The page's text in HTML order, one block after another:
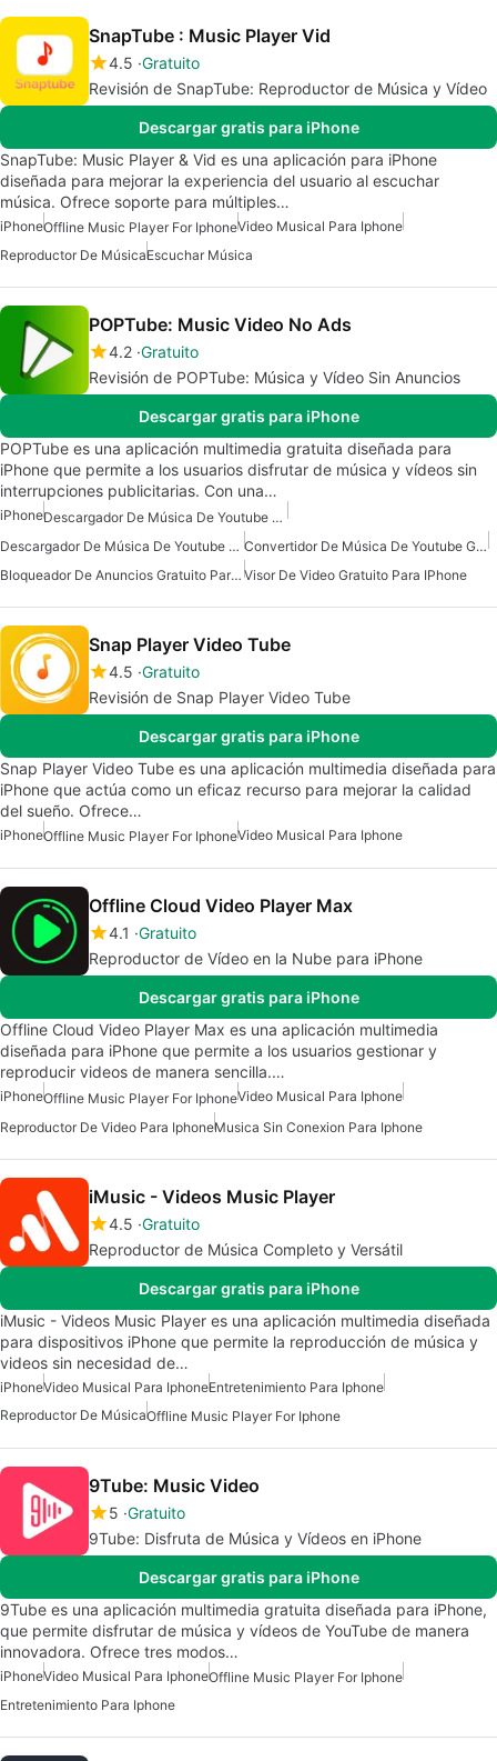
SnapTube : Music Player Vid
4.5 Gratuito
Revisión de SnapTube: Reproductor de Música y Vídeo
Descargar gratis para iPhone
SnapTube: Music Player & Vid es una aplicación para iPhone
diseñada para mejorar la experiencia del usuario al escuchar
música. Ofrece soporte para múltiples…
iPhoneOffline Music Player For IphoneVideo Musical Para Iphone
Reproductor De MúsicaEscuchar Música
POPTube: Music Video No Ads
4.2 Gratuito
Revisión de POPTube: Música y Vídeo Sin Anuncios
Descargar gratis para iPhone
POPTube es una aplicación multimedia gratuita diseñada para
iPhone que permite a los usuarios disfrutar de música y vídeos sin
interrupciones publicitarias. Con una…
iPhone
Descargador De Música De Youtube Para Iphone
Descargador De Música De Youtube Gratis Para Iphone
Convertidor De Música De Youtube Gratuito Para Iphone
Bloqueador De Anuncios Gratuito Para IPhone Visor De Video Gratuito Para IPhone
Snap Player Video Tube
4.5 Gratuito
Revisión de Snap Player Video Tube
Descargar gratis para iPhone
Snap Player Video Tube es una aplicación multimedia diseñada para
iPhone que actúa como un eficaz recurso para mejorar la calidad
del sueño. Ofrece…
iPhoneOffline Music Player For IphoneVideo Musical Para Iphone
Offline Cloud Video Player Max
4.1 Gratuito
Reproductor de Vídeo en la Nube para iPhone
Descargar gratis para iPhone
Offline Cloud Video Player Max es una aplicación multimedia
diseñada para iPhone que permite a los usuarios gestionar y
reproducir videos de manera sencilla.…
iPhoneOffline Music Player For IphoneVideo Musical Para Iphone
Reproductor De Video Para IphoneMusica Sin Conexion Para Iphone
iMusic - Videos Music Player
4.5 Gratuito
Reproductor de Música Completo y Versátil
Descargar gratis para iPhone
iMusic - Videos Music Player es una aplicación multimedia diseñada
para dispositivos iPhone que permite la reproducción de música y
videos sin necesidad de…
iPhoneVideo Musical Para IphoneEntretenimiento Para Iphone
Reproductor De MúsicaOffline Music Player For Iphone
9Tube: Music Video
5 Gratuito
9Tube: Disfruta de Música y Vídeos en iPhone
Descargar gratis para iPhone
9Tube es una aplicación multimedia gratuita diseñada para iPhone,
que permite disfrutar de música y vídeos de YouTube de manera
innovadora. Ofrece tres modos…
iPhoneVideo Musical Para IphoneOffline Music Player For Iphone
Entretenimiento Para Iphone